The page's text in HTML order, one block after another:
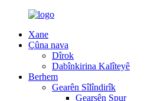
Xane
Çûna nava
Dîrok
Dabînkirina Kalîteyê
Berhem
Gearên Sîlîndirîk
Gearsên Spur